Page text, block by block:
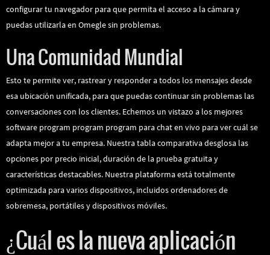
configurar tu navegador para que permita el acceso a la cámara y
puedas utilizarla en Omegle sin problemas.
Una Comunidad Mundial
Esto te permite ver, rastrear y responder a todos los mensajes desde
esa ubicación unificada, para que puedas continuar sin problemas las
conversaciones con los clientes. Echemos un vistazo a los mejores
software program program program para chat en vivo para ver cuál se
adapta mejor a tu empresa. Nuestra tabla comparativa desglosa las
opciones por precio inicial, duración de la prueba gratuita y
características destacables. Nuestra plataforma está totalmente
optimizada para varios dispositivos, incluidos ordenadores de
sobremesa, portátiles y dispositivos móviles.
¿Cuál es la nueva aplicación